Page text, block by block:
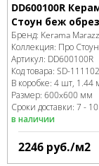
DD600100R
Стоун беж
Бренд: Kerama
Коллекция: Про Стоун
Артикул: DD600100R
Код товара: SD-111102
В коробке: 4 шт, 1.44
Размер: 600x600 мм
Сроки доставки: 7 -
в наличии
2246 руб./м2